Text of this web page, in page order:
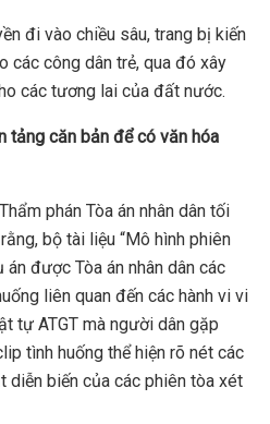
đi vào chiều sâu, trang bị kiến
các công dân trẻ, qua đó xây
các tương lai của đất nước.
tảng căn bản đểcó văn hóa
phán Tòa án nhân dân tối
bộ tài liệu “Mô hình phiên
được Tòa án nhân dân các
liên quan đến các hành vi vi
tự ATGT mà người dân gặp
tình huống thể hiện rõ nét các
diễn biến của các phiên tòa xét